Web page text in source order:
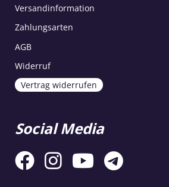
Versandinformation
Zahlungsarten
AGB
Widerruf
Vertrag widerrufen
Social Media